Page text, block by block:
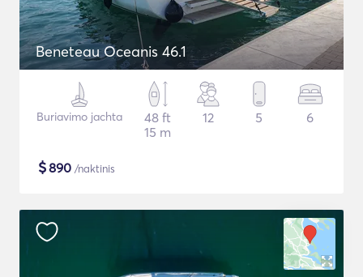
Beneteau Oceanis 46.1
Buriavimo jachta
48 ft
15 m
12 5 6
$890 /naktinis